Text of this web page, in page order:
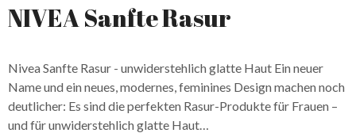
NIVEA Sanfte Rasur
Nivea Sanfte Rasur - unwiderstehlich glatte Haut Ein neuer
Name und ein neues, modernes, feminines Design machen noch
deutlicher: Es sind die perfekten Rasur-Produkte für Frauen –
und für unwiderstehlich glatte Haut…